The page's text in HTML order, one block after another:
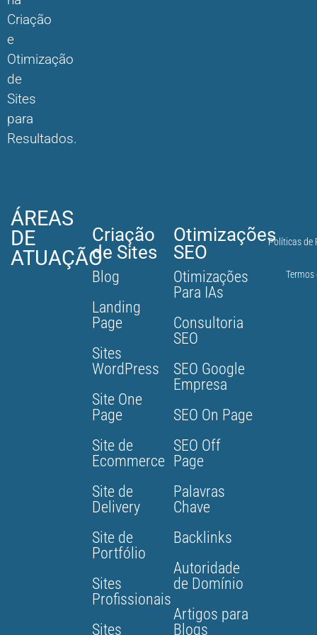
Criação
e
Otimização
de
Sites
para
Resultados.
ÁREAS
DE
ATUAÇÃO
Criação
de Sites
Blog
Landing
Page
Sites
WordPress
Site One
Page
Site de
Ecommerce
Site de
Delivery
Site de
Portfólio
Sites
Profissionais
Sites
Otimizações
SEO
Otimizações
Para IAs
Consultoria
SEO
SEO Google
Empresa
SEO On Page
SEO Off
Page
Palavras
Chave
Backlinks
Autoridade
de Domínio
Artigos para
Blogs
Políticas de
Termos